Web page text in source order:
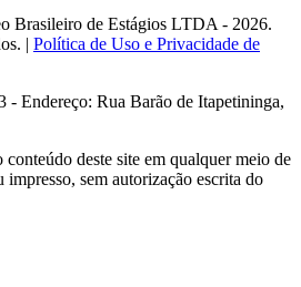
Brasileiro de Estágios LTDA - 2026.
| Política de Uso e Privacidade de
- Endereço: Rua Barão de Itapetininga,
deste site em qualquer meio de
sem autorização escrita do